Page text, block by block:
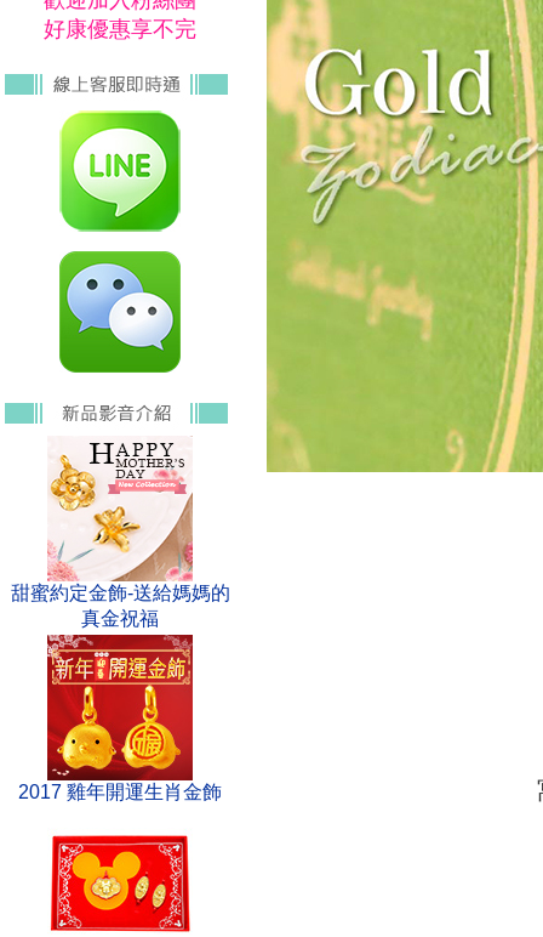
好康優惠享不完
甜蜜約定金飾-送給媽媽的
真金祝福
2017 雞年開運生肖金飾